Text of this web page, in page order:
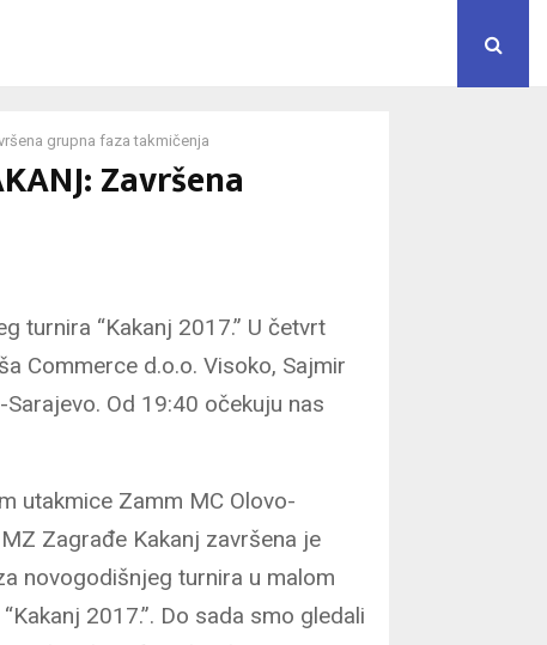
grupna faza takmičenja
Završena
turnira “Kakanj 2017.” U četvrt
Commerce d.o.o. Visoko, Sajmir
Od 19:40 očekuju nas
utakmice Zamm MC Olovo-
Zagrađe Kakanj završena je
novogodišnjeg turnira u malom
2017.”. Do sada smo gledali